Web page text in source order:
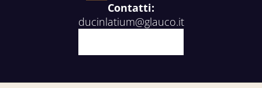
Contatti:
ducinlatium@glauco.it